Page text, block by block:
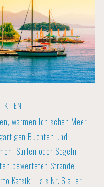
KITEN
warmen Ionischen Meer
Buchten und
Surfen oder Segeln
bewerteten Strände
Katsiki – als Nr. 6 aller